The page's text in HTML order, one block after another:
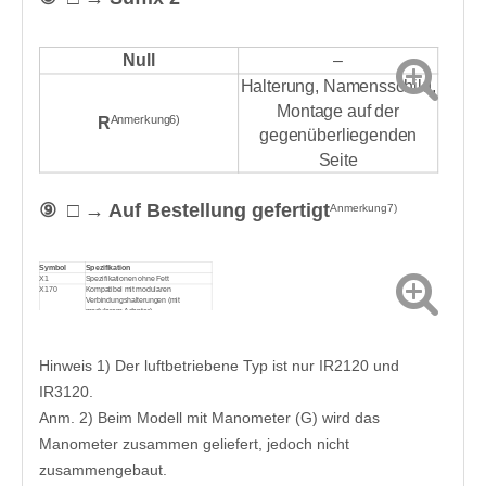
Null –
RAnmerkung6)
Halterung, Namensschild,
Montage auf der
gegenüberliegenden
Seite
⑨ □ → Auf Bestellung gefertigtAnmerkung7)
Symbol Spezifikation
X1
Spezifikationen ohne Fett
X170
Kompatibel mit modularen
Verbindungshalterungen (mit
modularem Adapter)
Hinweis 1) Der luftbetriebene Typ ist nur IR2120 und
IR3120.
Anm. 2) Beim Modell mit Manometer (G) wird das
Manometer zusammen geliefert, jedoch nicht
zusammengebaut.